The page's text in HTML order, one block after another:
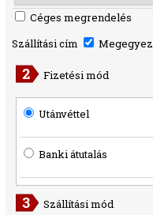
Céges megrendelés
Szállítási cím
Fizetési mód
Utánvéttel
Banki átutalás
Szállítási mód